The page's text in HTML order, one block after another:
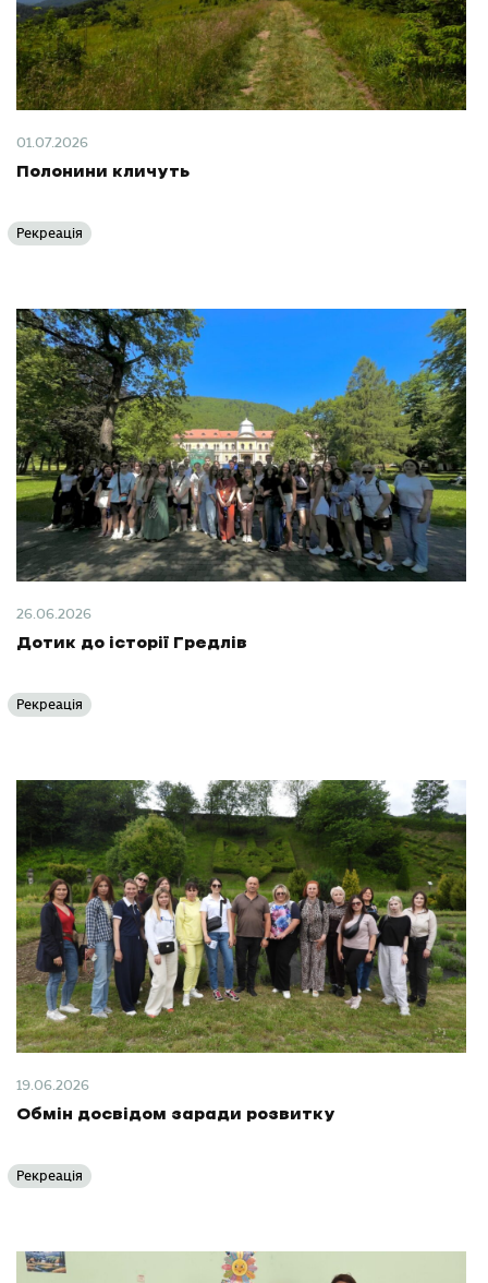
01.07.2026
Полонини кличуть
Рекреація
26.06.2026
Дотик до історії Гредлів
Рекреація
19.06.2026
Обмін досвідом заради розвитку
Рекреація